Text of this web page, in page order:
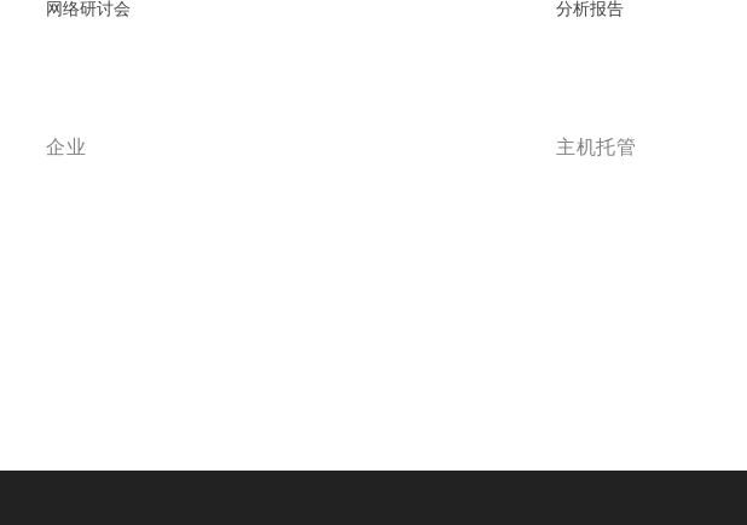
网络研讨会
企业
分析报告
主机托管